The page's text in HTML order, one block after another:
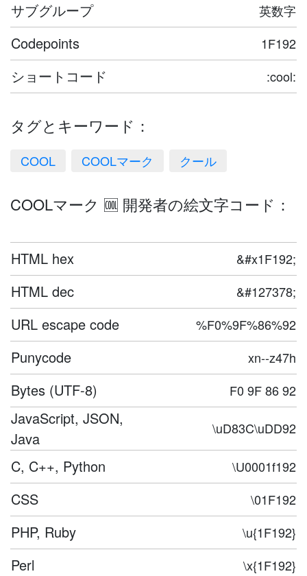
サブグループ 英数字
Codepoints 1F192
ショートコード :cool:
タグとキーワード：
COOL COOLマーク クール
COOLマーク 🆒 開発者の絵文字コード：
HTML hex &#x1F192;
HTML dec &#127378;
URL escape code %F0%9F%86%92
Punycode xn--z47h
Bytes (UTF-8) F0 9F 86 92
JavaScript, JSON,
Java
\uD83C\uDD92
C, C++, Python \U0001f192
CSS \01F192
PHP, Ruby \u{1F192}
Perl \x{1F192}